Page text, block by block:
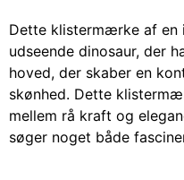
Dette klistermærke af en
udseende dinosaur, der
hoved, der skaber en
skønhed. Dette
mellem rå kraft og
søger noget både